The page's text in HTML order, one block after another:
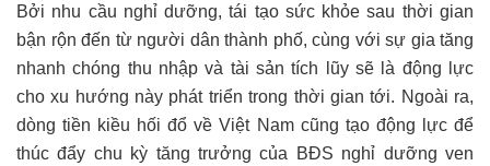
Bởi nhu cầu nghỉ dưỡng, tái tạo sức khỏe sau thời gian
bận rộn đến từ người dân thành phố, cùng với sự gia tăng
nhanh chóng thu nhập và tài sản tích lũy sẽ là động lực
cho xu hướng này phát triển trong thời gian tới. Ngoài ra,
dòng tiền kiều hối đổ về Việt Nam cũng tạo động lực để
thúc đẩy chu kỳ tăng trưởng của BĐS nghỉ dưỡng ven